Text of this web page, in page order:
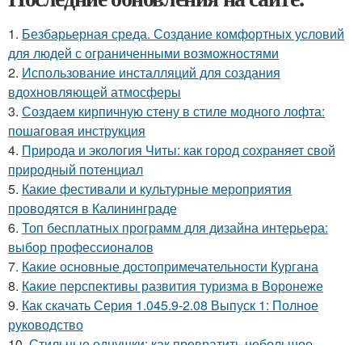
1. Безбарьерная среда. Создание комфортных условий
для людей с ограниченными возможностями
2. Использование инсталляций для создания
вдохновляющей атмосферы
3. Создаем кирпичную стену в стиле модного лофта:
пошаговая инструкция
4. Природа и экология Читы: как город сохраняет свой
природный потенциал
5. Какие фестивали и культурные мероприятия
проводятся в Калининграде
6. Топ бесплатных программ для дизайна интерьера:
выбор профессионалов
7. Какие основные достопримечательности Кургана
8. Какие перспективы развития туризма в Воронеже
9. Как скачать Серия 1.045.9-2.08 Выпуск 1: Полное
руководство